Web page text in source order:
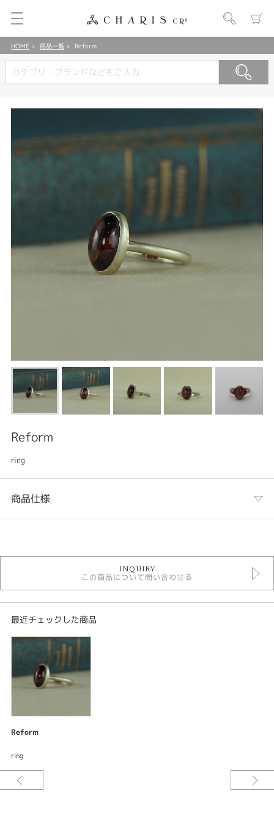
HOME 商品一覧 Reform
Reform
ring
商品仕様
デジタルジュエリーリフォーム
オーダーメイド リング
リング
素材：K10グリーンゴールド
サイズ：アーム幅約2.0mm トップ約12.5×9.3mm
加工：マット仕上げ
ダーメイド出来るまったく新しいリフォームシステムです。
大振りな宝石をシンプルで華奢な指輪に仕上げるのがトレンド。CHARISᶜᴿ⁸
のジュエリーリフォームは色々な素材から選べるのでデザインやご予算によ
ってアレンジ可能です。今回のリフォームは優しい色合いとやわらかいマッ
ト仕上げの相性抜群のグリーンゴールドです。[八女市]
INQUIRY
この商品について問い合わせる
最近チェックした商品
Reform
ring